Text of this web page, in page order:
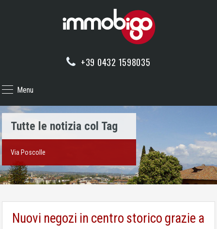
+39 0432 1598035
Menu
Tutte le notizia col Tag
Via Poscolle
Nuovi negozi in centro storico grazie a